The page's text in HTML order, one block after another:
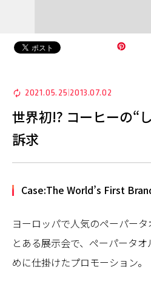
2021.05.25 2013.07.02
世界初!? コーヒーの“
訴求
Case:The World’s First
ヨーロッパで人気のペーパー
とある展示会で、ペーパータ
めに仕掛けたプロモーション。